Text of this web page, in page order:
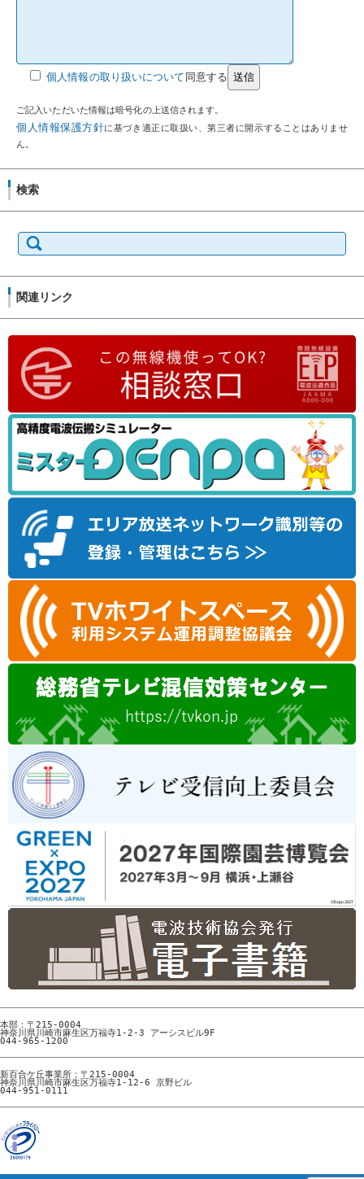
個人情報の取り扱いについて 同意する
ご記入いただいた情報は暗号化の上送信されます。
個人情報保護方針に基づき適正に取扱い、第三者に開示することはありませ
ん。
検索
索:
関連リンク
本部：〒215-0004
神奈川県川崎市麻生区万福寺1-2-3 アーシスビル9F
044-965-1200
新百合ケ丘事業所：〒215-0004
神奈川県川崎市麻生区万福寺1-12-6 京野ビル
044-951-0111